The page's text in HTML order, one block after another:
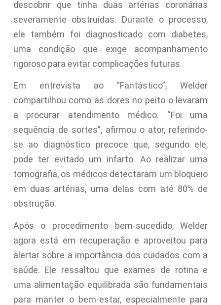
descobrir que tinha duas artérias coronárias
severamente obstruídas. Durante o processo,
ele também foi diagnosticado com diabetes,
uma condição que exige acompanhamento
rigoroso para evitar complicações futuras.
Em entrevista ao “Fantástico”, Welder
compartilhou como as dores no peito o levaram
a procurar atendimento médico. “Foi uma
sequência de sortes”, afirmou o ator, referindo-
se ao diagnóstico precoce que, segundo ele,
pode ter evitado um infarto. Ao realizar uma
tomografia, os médicos detectaram um bloqueio
em duas artérias, uma delas com até 80% de
obstrução.
Após o procedimento bem-sucedido, Welder
agora está em recuperação e aproveitou para
alertar sobre a importância dos cuidados com a
saúde. Ele ressaltou que exames de rotina e
uma alimentação equilibrada são fundamentais
para manter o bem-estar, especialmente para